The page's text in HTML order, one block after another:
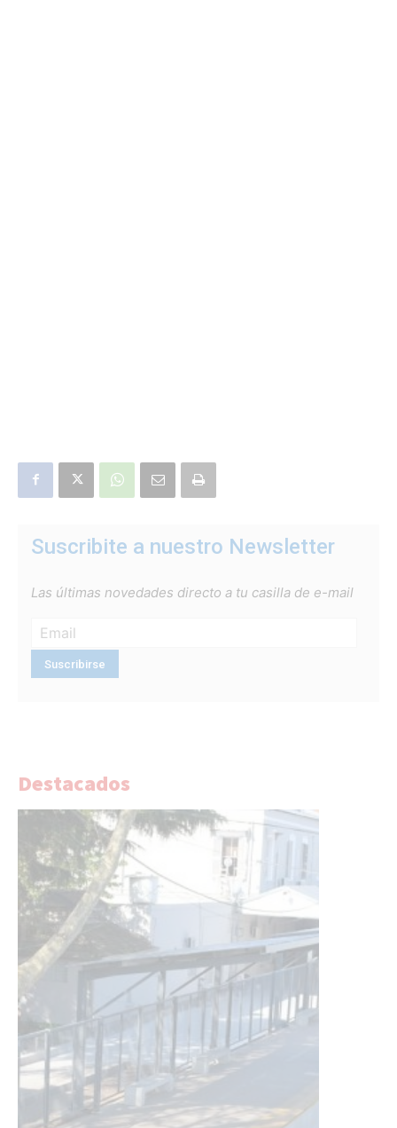
Suscribite a nuestro Newsletter
Las últimas novedades directo a tu casilla de e-mail
Destacados